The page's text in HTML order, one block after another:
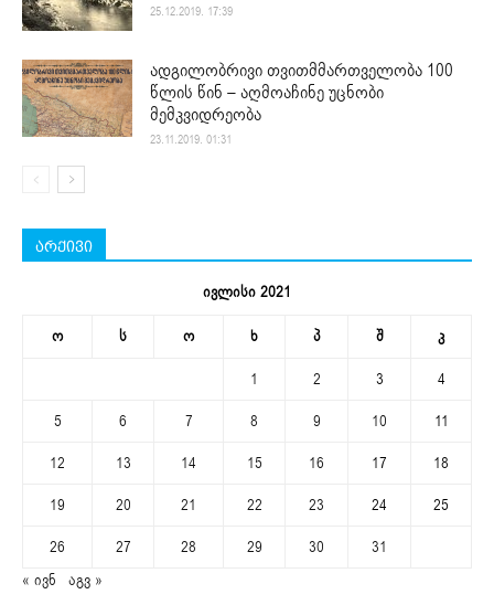
25.12.2019. 17:39
ადგილობრივი თვითმმართველობა 100
წლის წინ – აღმოაჩინე უცნობი
მემკვიდრეობა
23.11.2019. 01:31
არქივი
ივლისი 2021
ო ს ო ხ პ შ კ
1 2 3
4
5
6 7 8 9 10
11
12
13 14 15 16 17
18
19
20 21 22 23 24
25
26
27 28 29 30
31
« ივნ
აგვ »